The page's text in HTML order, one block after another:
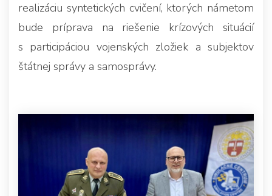
realizáciu syntetických cvičení, ktorých námetom
bude príprava na riešenie krízových situácií
s participáciou vojenských zložiek a subjektov
štátnej správy a samosprávy.